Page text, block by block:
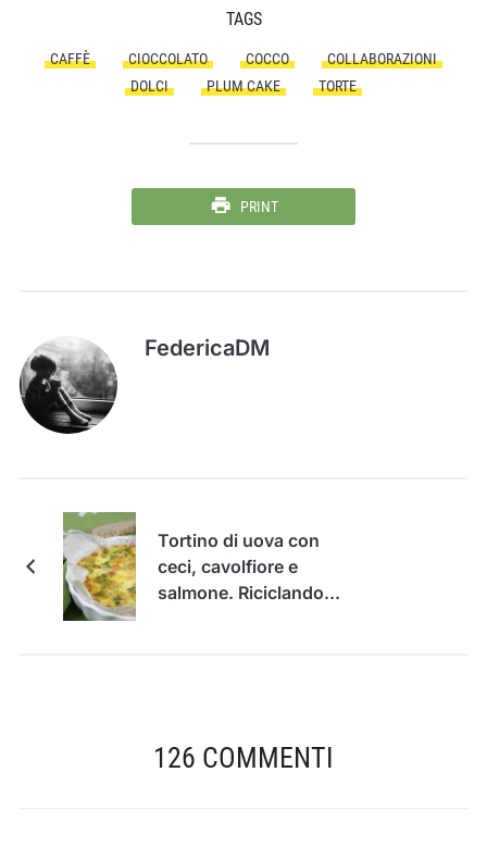
TAGS
CAFFÈ CIOCCOLATO COCCO
COLLABORAZIONI
DOLCI
PLUM CAKE TORTE
PRINT
FedericaDM
Tortino di uova con
ceci, cavolfiore e
salmone. Riciclando...
126 COMMENTI